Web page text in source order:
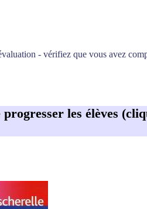
- vérifiez que vous avez
les élèves